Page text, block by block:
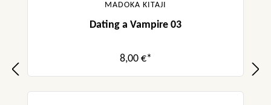
MADOKA KITAJI
Dating a Vampire 03
8,00 €*